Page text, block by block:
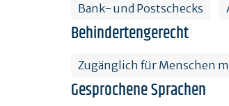
Bank- und Postschecks
Behindertengerecht
Zugänglich für Menschen
Gesprochene Sprachen